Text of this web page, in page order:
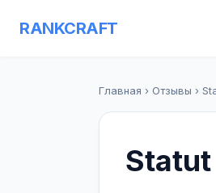
RANKCRAFT
Главная › Отзывы ›